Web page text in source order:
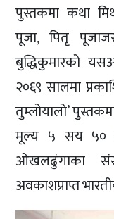
पुस्तकमा कथा
पूजा, पितृ
बुद्धिकुमारको
२०६९ सालमा
तुम्लोयालो’
मूल्य ५ सय ५०
ओखलढुंगाका
अवकाशप्राप्त